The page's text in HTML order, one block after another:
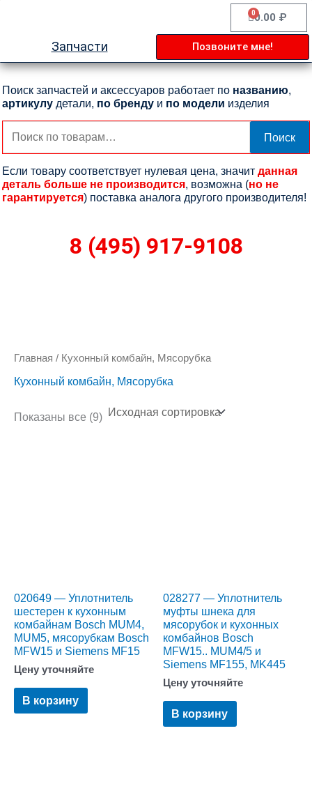
0.00 ₽
0
Cart
Запчасти Позвоните мне!
Поиск запчастей и аксессуаров работает по названию,
артикулу детали, по бренду и по модели изделия
Искать:
Поиск
Если товару соответствует нулевая цена, значит данная
деталь больше не производится, возможна (но не
гарантируется) поставка аналога другого производителя!
8 (495) 917-9108
Главная / Кухонный комбайн, Мясорубка
Кухонный комбайн, Мясорубка
Показаны все (9)
020649 — Уплотнитель
шестерен к кухонным
комбайнам Bosch MUM4,
MUM5, мясорубкам Bosch
MFW15 и Siemens MF15
Цену уточняйте
В корзину
028277 — Уплотнитель
муфты шнека для
мясорубок и кухонных
комбайнов Bosch
MFW15.. MUM4/5 и
Siemens MF155, MK445
Цену уточняйте
В корзину